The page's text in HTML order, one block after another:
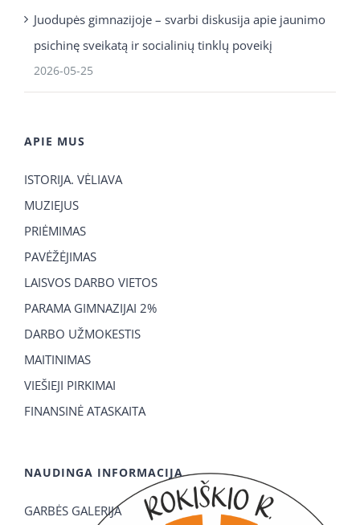
Juodupės gimnazijoje – svarbi diskusija apie jaunimo
psichinę sveikatą ir socialinių tinklų poveikį
2026-05-25
APIE MUS
ISTORIJA. VĖLIAVA
MUZIEJUS
PRIĖMIMAS
PAVĖŽĖJIMAS
LAISVOS DARBO VIETOS
PARAMA GIMNAZIJAI 2%
DARBO UŽMOKESTIS
MAITINIMAS
VIEŠIEJI PIRKIMAI
FINANSINĖ ATASKAITA
NAUDINGA INFORMACIJA
GARBĖS GALERIJA